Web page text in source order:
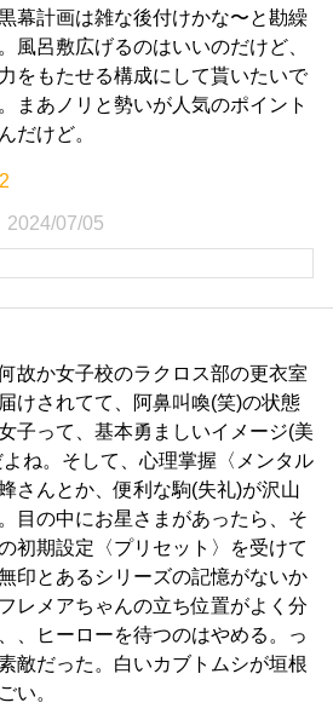
幕計画は雑な後付けかな〜と勘繰
風呂敷広げるのはいいのだけど、
をもたせる構成にして貰いたいで
まあノリと勢いが人気のポイント
だけど。
2024/07/05
故か女子校のラクロス部の更衣室
けされてて、阿鼻叫喚(笑)の状態
子って、基本勇ましいイメージ(美
ね。そして、心理掌握〈メンタル
さんとか、便利な駒(失礼)が沢山
目の中にお星さまがあったら、そ
初期設定〈プリセット〉を受けて
印とあるシリーズの記憶がないか
レメアちゃんの立ち位置がよく分
、ヒーローを待つのはやめる。っ
敵だった。白いカブトムシが垣根
い。